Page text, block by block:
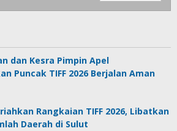
dan Kesra Pimpin Apel
Puncak TIFF 2026 Berjalan Aman
Rangkaian TIFF 2026, Libatkan
Daerah di Sulut